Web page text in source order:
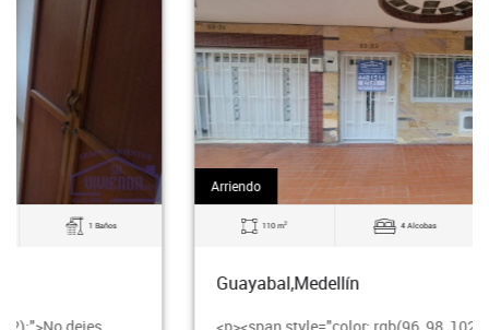
Arriendo
110 m 4 Alcobas 2 Baños